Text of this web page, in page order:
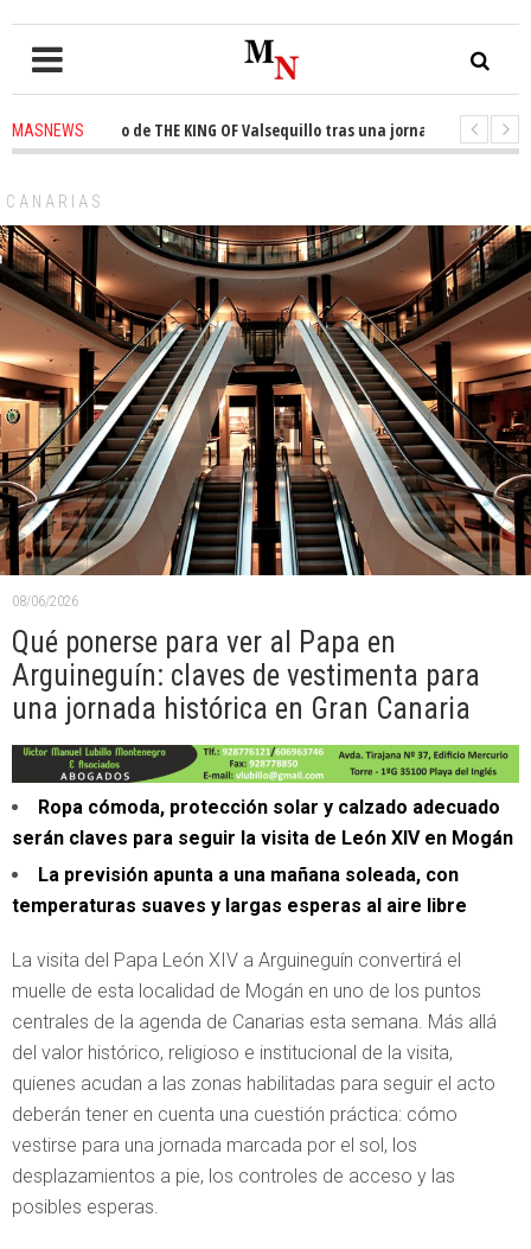
MASNEWS
trono de THE KING OF Valsequillo tras una jornada de baloncesto
CANARIAS
08/06/2026
Qué ponerse para ver al Papa en
Arguineguín: claves de vestimenta para
una jornada histórica en Gran Canaria
Ropa cómoda, protección solar y calzado adecuado
serán claves para seguir la visita de León XIV en Mogán
La previsión apunta a una mañana soleada, con
temperaturas suaves y largas esperas al aire libre
La visita del Papa León XIV a Arguineguín convertirá el
muelle de esta localidad de Mogán en uno de los puntos
centrales de la agenda de Canarias esta semana. Más allá
del valor histórico, religioso e institucional de la visita,
quienes acudan a las zonas habilitadas para seguir el acto
deberán tener en cuenta una cuestión práctica: cómo
vestirse para una jornada marcada por el sol, los
desplazamientos a pie, los controles de acceso y las
posibles esperas.